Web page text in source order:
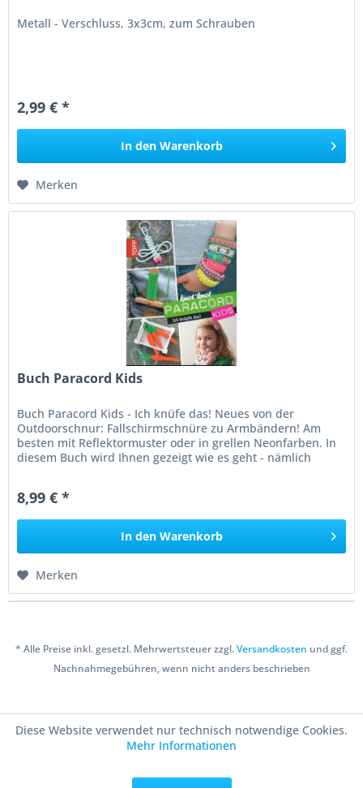
Metall - Verschluss, 3x3cm, zum Schrauben
2,99 € *
In den Warenkorb
Merken
Buch Paracord Kids
Buch Paracord Kids - Ich knüfe das! Neues von der
Outdoorschnur: Fallschirmschnüre zu Armbändern! Am
besten mit Reflektormuster oder in grellen Neonfarben. In
diesem Buch wird Ihnen gezeigt wie es geht - nämlich
8,99 € *
In den Warenkorb
Merken
* Alle Preise inkl. gesetzl. Mehrwertsteuer zzgl.Versandkosten und ggf.
Nachnahmegebühren, wenn nicht anders beschrieben
Diese Website verwendet nur technisch notwendige Cookies.
Mehr Informationen